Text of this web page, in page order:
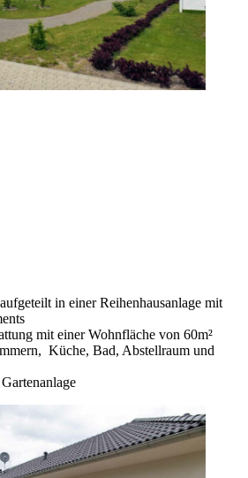
in einer Reihenhausanlage mit
mit einer Wohnfläche von 60m²
Küche, Bad, Abstellraum und